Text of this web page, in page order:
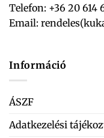
Telefon: +36 20 614
Email:
Információ
ÁSZF
Adatkezelési